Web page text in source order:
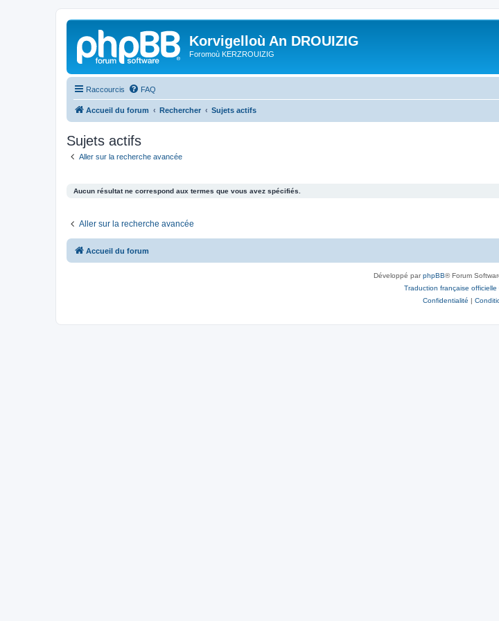
Korvigelloù An DROUIZIG
Foromoù KERZROUIZIG
Raccourcis FAQ
Accueil du forum Rechercher Sujets actifs
Sujets actifs
Aller sur la recherche avancée
Aucun résultat ne correspond aux termes que vous avez spécifiés.
Aller sur la recherche avancée
Accueil du forum
Développé parphpBB® Forum
Traduction française officielle
Confidentialité |